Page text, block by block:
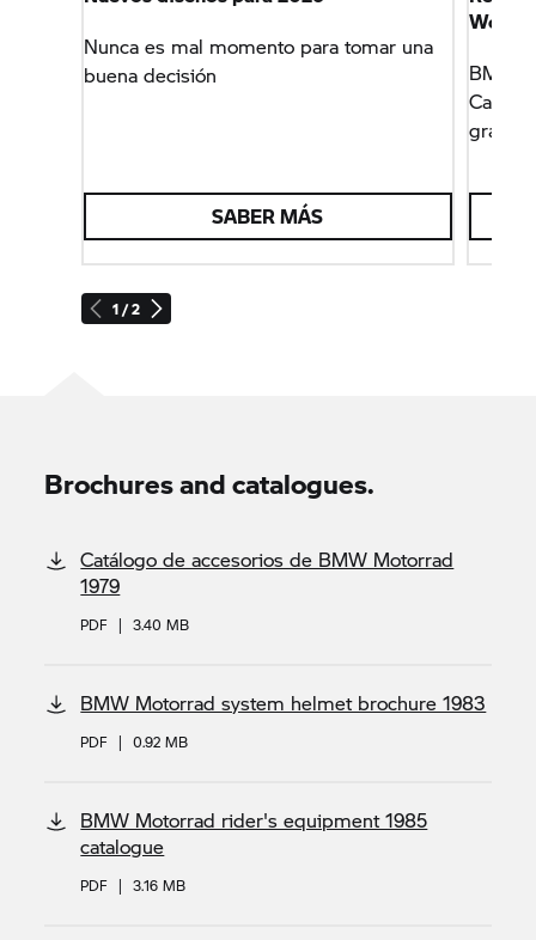
1 / 2
Nunca es mal momento para tomar una
buena decisión
SABER MÁS
BMW
gracias
Brochures and catalogues.
Catálogo de accesorios de BMW Motorrad
1979
PDF | 3.40 MB
BMW Motorrad system helmet brochure 1983
PDF | 0.92 MB
BMW Motorrad rider's equipment 1985
catalogue
PDF | 3.16 MB